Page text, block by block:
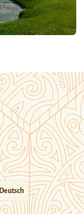
Deutsch